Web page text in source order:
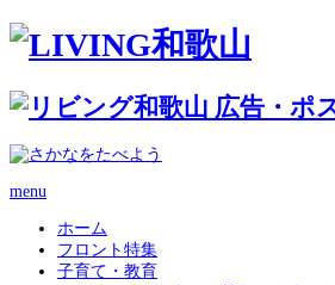
menu
ホーム
フロント特集
子育て・教育